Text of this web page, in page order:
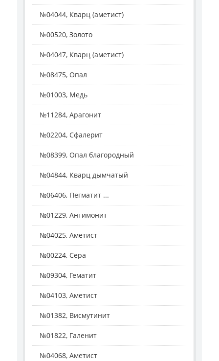
№04044, Кварц (аметист)
№00520, Золото
№04047, Кварц (аметист)
№08475, Опал
№01003, Медь
№11284, Арагонит
№02204, Сфалерит
№08399, Опал благородный
№04844, Кварц дымчатый
№06406, Пегматит ...
№01229, Антимонит
№04025, Аметист
№00224, Сера
№09304, Гематит
№04103, Аметист
№01382, Висмутинит
№01822, Галенит
№04068, Аметист